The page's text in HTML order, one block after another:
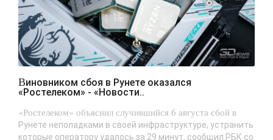
Виновником сбоя в Рунете оказался
«Ростелеком» - «Новости..
«Ростелеком» объяснил случившийся 6 августа сбой в
Рунете неполадками в своей инфраструктуре, устранить
которые оператору удалось за 29 минут, сообщил РБК со